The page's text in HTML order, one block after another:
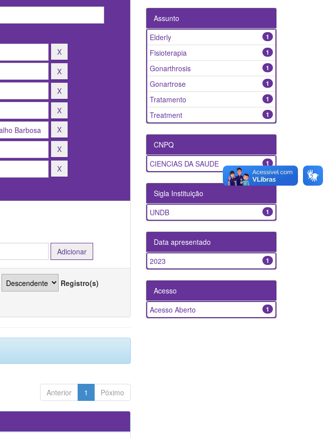
Registro(s)
Anterior 1 Póximo
Assunto
1
Elderly
1
Fisioterapia
1
Gonarthrosis
1
Gonartrose
1
Tratamento
1
Treatment
CNPQ
1
CIENCIAS DA SAUDE
Sigla Instituição
1
UNDB
Data apresentado
1
2023
Acesso
1
Acesso Aberto